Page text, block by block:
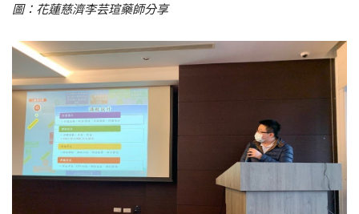
圖：花蓮慈濟李芸瑄藥師分享